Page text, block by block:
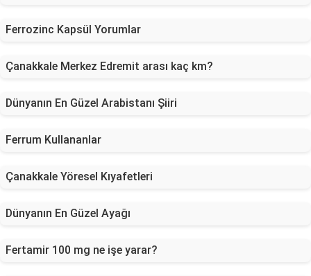
Ferrozinc Kapsül Yorumlar
Çanakkale Merkez Edremit arası kaç km?
Dünyanın En Güzel Arabistanı Şiiri
Ferrum Kullananlar
Çanakkale Yöresel Kıyafetleri
Dünyanın En Güzel Ayağı
Fertamir 100 mg ne işe yarar?